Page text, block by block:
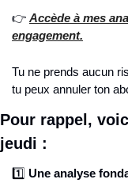
👉 Accède à mes
engagement.
Tu ne prends aucun
tu peux annuler ton
Pour rappel,
jeudi :
1️⃣